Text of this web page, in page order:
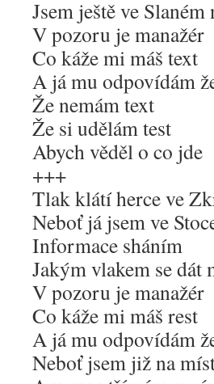
Jsem ještě ve Slaném
V pozoru je manažér
Co káže mi máš text
A já mu odpovídám
Že nemám text
Že si udělám test
Abych věděl o co jde
+++
Tlak klátí herce ve
Neboť já jsem ve
Informace sháním
Jakým vlakem se dát
V pozoru je manažér
Co káže mi máš rest
A já mu odpovídám
Neboť jsem již na